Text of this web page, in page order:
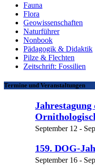
Fauna
Flora
Geowissenschaften
Naturführer
Nonbook
Pädagogik & Didaktik
Pilze & Flechten
Zeitschrift: Fossilien
Termine und Veranstaltungen
Jahrestagung
September 12 -
159. DOG-
September 16 -